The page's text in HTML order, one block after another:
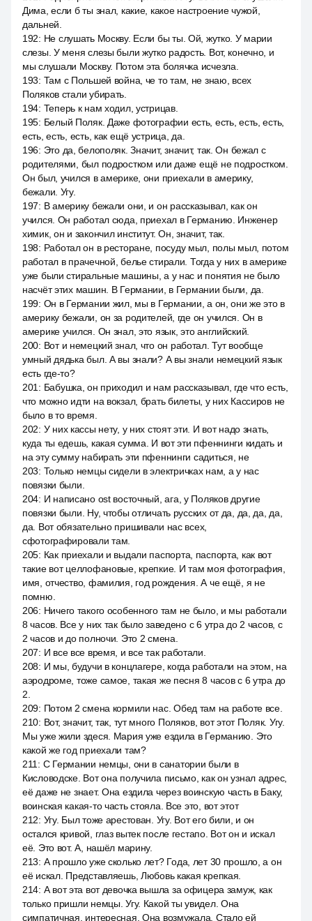
Дима, если б ты знал, какие, какое настроение чужой,
дальней.
192: Не слушать Москву. Если бы ты. Ой, жутко. У марии
слезы. У меня слезы были жутко радость. Вот, конечно, и
мы слушали Москву. Потом эта болячка исчезла.
193: Там с Польшей война, че то там, не знаю, всех
Поляков стали убирать.
194: Теперь к нам ходил, устрицав.
195: Белый Поляк. Даже фотографии есть, есть, есть, есть,
есть, есть, есть, как ещё устрица, да.
196: Это да, белополяк. Значит, значит, так. Он бежал с
родителями, был подростком или даже ещё не подростком.
Он был, учился в америке, они приехали в америку,
бежали. Угу.
197: В америку бежали они, и он рассказывал, как он
учился. Он работал сюда, приехал в Германию. Инженер
химик, он и закончил институт. Он, значит, так.
198: Работал он в ресторане, посуду мыл, полы мыл, потом
работал в прачечной, белье стирали. Тогда у них в америке
уже были стиральные машины, а у нас и понятия не было
насчёт этих машин. В Германии, в Германии были, да.
199: Он в Германии жил, мы в Германии, а он, они же это в
америку бежали, он за родителей, где он учился. Он в
америке учился. Он знал, это язык, это английский.
200: Вот и немецкий знал, что он работал. Тут вообще
умный дядька был. А вы знали? А вы знали немецкий язык
есть где-то?
201 : Бабушка, он приходил и нам рассказывал, где что есть,
что можно идти на вокзал, брать билеты, у них Кассиров не
было в то время.
202: У них кассы нету, у них стоят эти. И вот надо знать,
куда ты едешь, какая сумма. И вот эти пфеннинги кидать и
на эту сумму набирать эти пфеннинги садиться, не
203: Только немцы сидели в электричках нам, а у нас
повязки были.
204: И написано ost восточный, ага, у Поляков другие
повязки были. Ну, чтобы отличать русских от да, да, да, да,
да. Вот обязательно пришивали нас всех,
сфотографировали там.
205: Как приехали и выдали паспорта, паспорта, как вот
такие вот целлофановые, крепкие. И там моя фотография,
имя, отчество, фамилия, год рождения. А че ещё, я не
помню.
206: Ничего такого особенного там не было, и мы работали
8 часов. Все у них так было заведено с 6 утра до 2 часов, с
2 часов и до полночи. Это 2 смена.
207: И все все время, и все так работали.
208: И мы, будучи в концлагере, когда работали на этом, на
аэродроме, тоже самое, такая же песня 8 часов с 6 утра до
2.
209: Потом 2 смена кормили нас. Обед там на работе все.
210: Вот, значит, так, тут много Поляков, вот этот Поляк. Угу.
Мы уже жили здеся. Мария уже ездила в Германию. Это
какой же год приехали там?
211 : С Германии немцы, они в санатории были в
Кисловодске. Вот она получила письмо, как он узнал адрес,
её даже не знает. Она ездила через воинскую часть в Баку,
воинская какая-то часть стояла. Все это, вот этот
212: Угу. Был тоже арестован. Угу. Вот его били, и он
остался кривой, глаз вытек после гестапо. Вот он и искал
её. Это вот. А, нашёл марину.
213: А прошло уже сколько лет? Года, лет 30 прошло, а он
её искал. Представляешь, Любовь какая крепкая.
214: А вот эта вот девочка вышла за офицера замуж, как
только пришли немцы. Угу. Какой ты увидел. Она
симпатичная, интересная. Она возмужала. Стало ей